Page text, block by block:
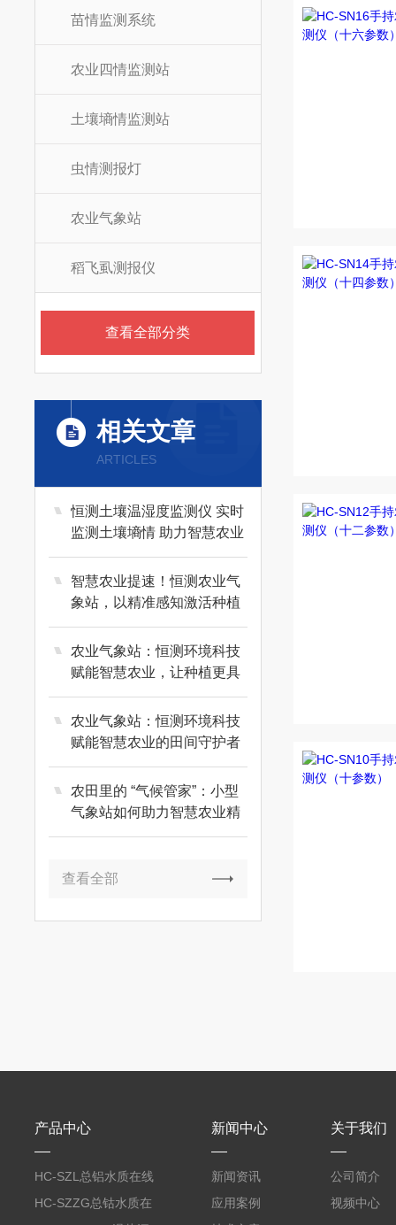
苗情监测系统
农业四情监测站
土壤墒情监测站
虫情测报灯
农业气象站
稻飞虱测报仪
查看全部分类
相关文章
ARTICLES
恒测土壤温湿度监测仪 实时
监测土壤墒情 助力智慧农业
种植
智慧农业提速！恒测农业气
象站，以精准感知激活种植
新动能
农业气象站：恒测环境科技
赋能智慧农业，让种植更具
科学性
农业气象站：恒测环境科技
赋能智慧农业的田间守护者
农田里的 “气候管家”：小型
气象站如何助力智慧农业精
准灌溉
查看全部
产品中心
HC-SZL总铝水质在线
分析仪
HC-SZZG总钴水质在
新闻中心
新闻资讯
应用案例
关于我们
公司简介
视频中心